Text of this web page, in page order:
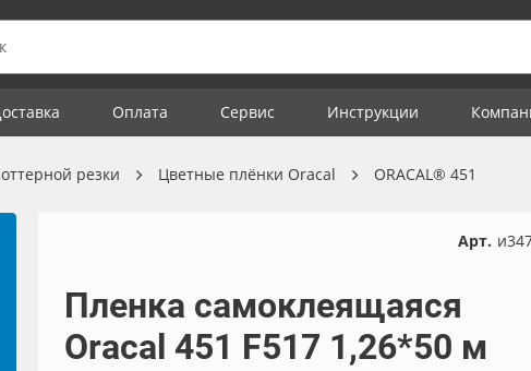
Оплата Сервис Инструкции
резки Цветные плёнки Oracal ORACAL® 451
Арт.
Пленка самоклеящаяся
Oracal 451 F517 1,26*50 м